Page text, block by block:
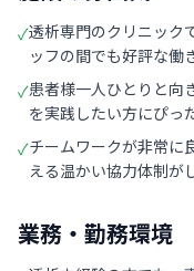
✓透析専門のクリニック
ッフの間でも好評な働
✓患者様一人ひとりと向
を実践したい方にぴっ
✓チームワークが非常に
える温かい協力体制が
業務・勤務環境